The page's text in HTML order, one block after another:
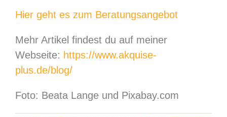
Hier geht es zum Beratungsangebot
Mehr Artikel findest du auf meiner
Webseite: https://www.akquise-
plus.de/blog/
Foto: Beata Lange und Pixabay.com